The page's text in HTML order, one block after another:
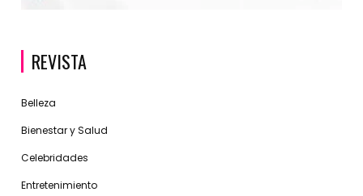
REVISTA
Belleza
Bienestar y Salud
Celebridades
Entretenimiento